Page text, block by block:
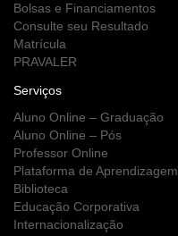
Bolsas e Financiamentos
Consulte seu Resultado
Matrícula
PRAVALER
Serviços
Aluno Online – Graduação
Aluno Online – Pós
Professor Online
Plataforma de Aprendizagem
Biblioteca
Educação Corporativa
Internacionalização